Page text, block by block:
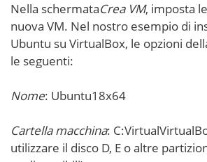
Nella schermataCrea VM, imposta
nuova VM. Nel nostro esempio di
Ubuntu su VirtualBox, le opzioni
le seguenti:
Nome: Ubuntu18x64
Cartella macchina:
utilizzare il disco D, E o altre